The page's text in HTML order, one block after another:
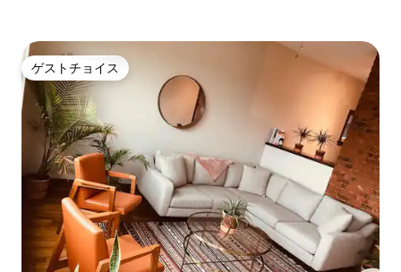
ゲストチョイス
ゲストチョイス